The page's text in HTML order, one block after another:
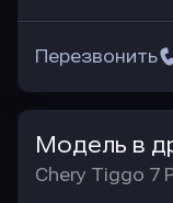
Перезвонить
Модель в
Chery Tiggo 7